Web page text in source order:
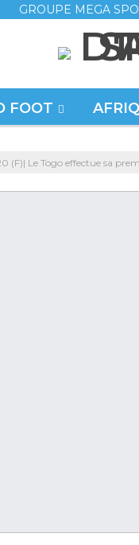
GROUPE MEGA
FOOT
(F)| Le Togo effectue sa